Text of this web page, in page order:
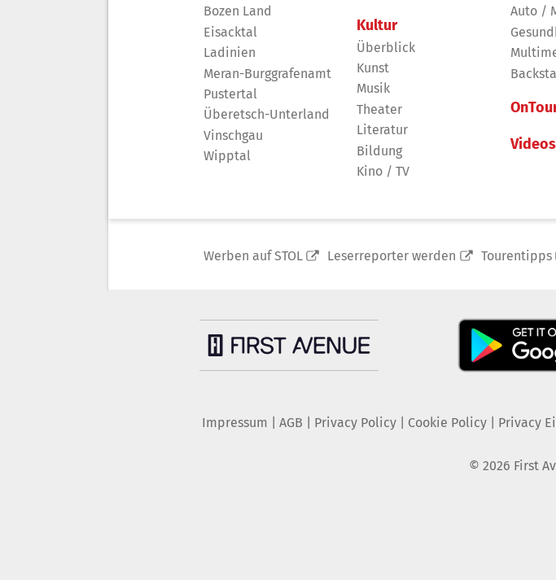
Bozen Land
Eisacktal
Ladinien
Meran-Burggrafenamt
Pustertal
Überetsch-Unterland
Vinschgau
Wipptal
Kultur
Überblick
Kunst
Musik
Theater
Literatur
Bildung
Kino / TV
Auto /
Videos
Werben auf STOL Leserreporter werden Tourentipps
Impressum AGB Privacy Policy| Cookie Policy| Privacy
© 2026 First